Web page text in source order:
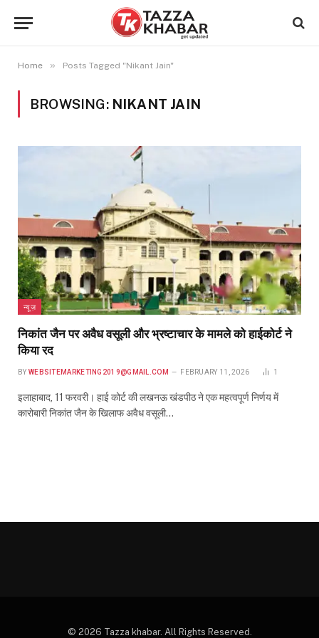
Home » Posts Tagged "Nikant Jain"
BROWSING: NIKANT JAIN
न्यूज़
निकांत जैन पर अवैध वसूली और भ्रष्टाचार के मामले को हाईकोर्ट ने
किया रद
BY WEBSITEMARKETING2019@GMAIL.COM FEBRUARY 11, 2026 1
इलाहाबाद, 11 फरवरी। हाई कोर्ट की लखनऊ खंडपीठ ने एक महत्वपूर्ण निर्णय में
कारोबारी निकांत जैन के खिलाफ अवैध वसूली…
© 2026 Tazza khabar. All Rights Reserved.